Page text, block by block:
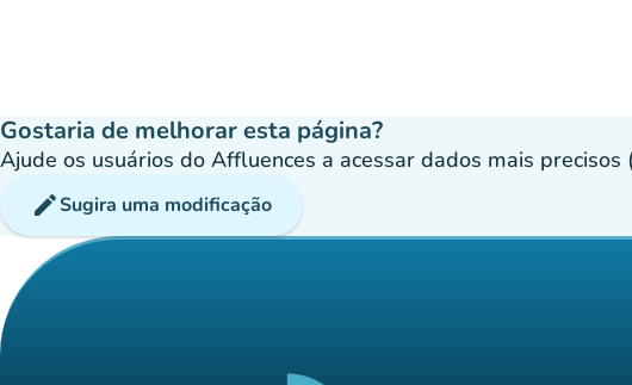
Gostaria de melhorar esta página?
Ajude os usuários do Affluences a acessar dados mais
editSugira uma modificação